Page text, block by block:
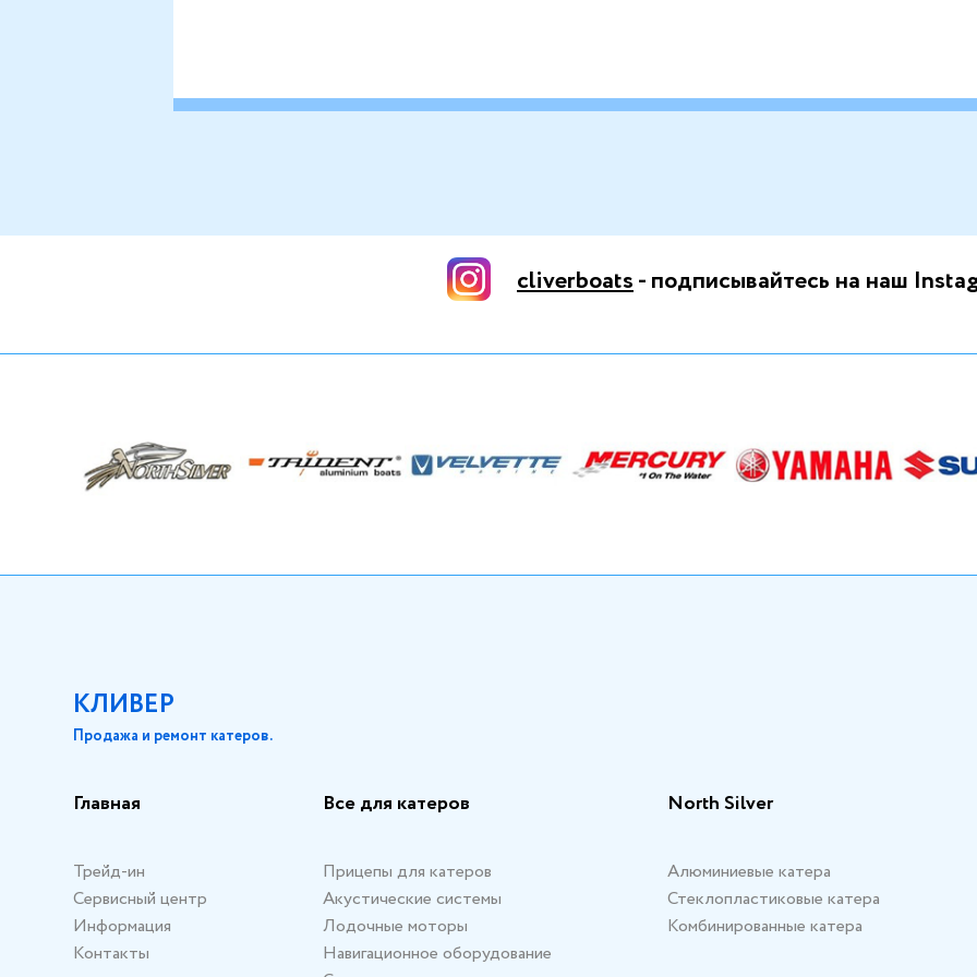
cliverboats- подписывайтесь на наш
КЛИВЕР
Продажа и ремонт катеров.
Главная
Трейд-ин
Сервисный центр
Информация
Контакты
Все для катеров
Прицепы для катеров
Акустические системы
Лодочные моторы
Навигационное оборудование
North Silver
Алюминиевые катера
Стеклопластиковые катера
Комбинированные катера